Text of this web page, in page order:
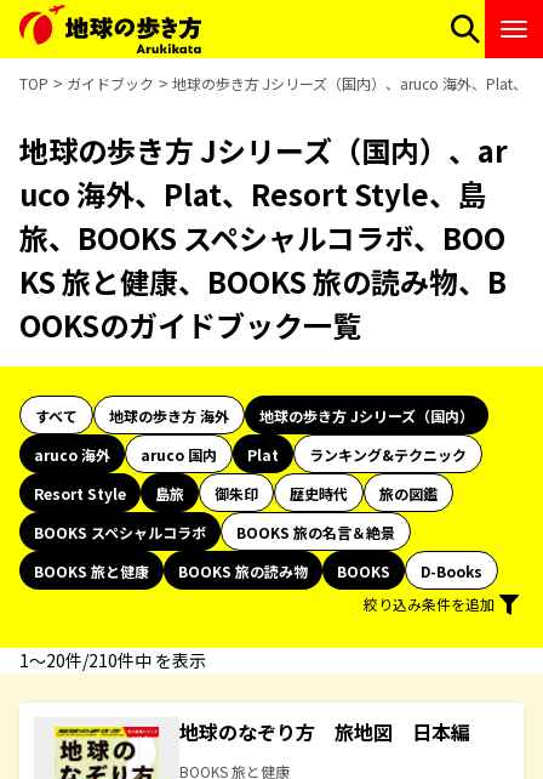
TOP ガイドブック 地球の歩き方 Jシリーズ（国内）、aruco 海外、Plat、
地球の歩き方 Jシリーズ（国内）、ar
uco 海外、Plat、Resort Style、島
旅、BOOKS スペシャルコラボ、BOO
KS 旅と健康、BOOKS 旅の読み物、B
OOKSのガイドブック一覧
すべて 地球の歩き方 海外
地球の歩き方 Jシリーズ（国内）
aruco 海外
aruco 国内 Plat
ランキング&テクニック
Resort Style
島旅 御朱印 歴史時代
旅の図鑑
BOOKS スペシャルコラボ
BOOKS 旅の名言＆絶景
BOOKS 旅と健康
BOOKS 旅の読み物 BOOKS
D-Books
絞り込み条件を追加
1〜20件/210件中 を表示
地球のなぞり方 旅地図 日本編
BOOKS 旅と健康